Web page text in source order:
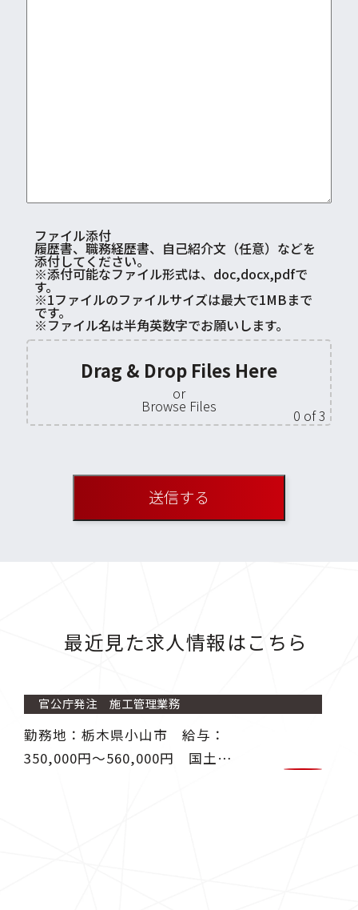
ファイル添付
履歴書、職務経歴書、自己紹介文（任意）などを
添付してください。
※添付可能なファイル形式は、doc,docx,pdfで
す。
※1ファイルのファイルサイズは最大で1MBまで
です。
※ファイル名は半角英数字でお願いします。
Drag & Drop Files Here
or
Browse Files 0 of 3
最近見た求人情報はこちら
官公庁発注 施工管理業務
勤務地：栃木県小山市 給与：
350,000円〜560,000円 国土交